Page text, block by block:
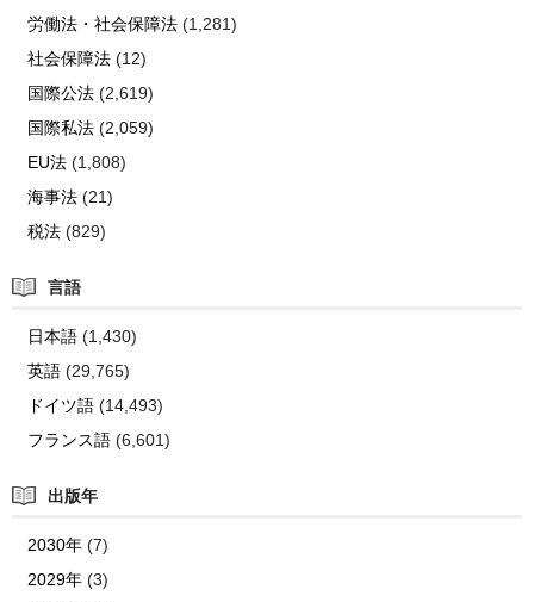
労働法・社会保障法(1,281)
社会保障法(12)
国際公法(2,619)
国際私法(2,059)
EU法(1,808)
海事法(21)
税法(829)
言語
日本語(1,430)
英語(29,765)
ドイツ語(14,493)
フランス語(6,601)
出版年
2030年(7)
2029年(3)